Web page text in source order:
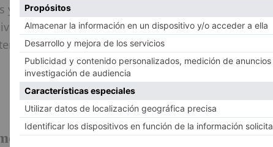
y mantener la calidad en cada una de ella.
que hace el ploteo perfecto; con una limpieza y
cuando las personas ven los productos
IMPRIMIR PLANO ONLINE AHORA
se llama la impresión de un plano?